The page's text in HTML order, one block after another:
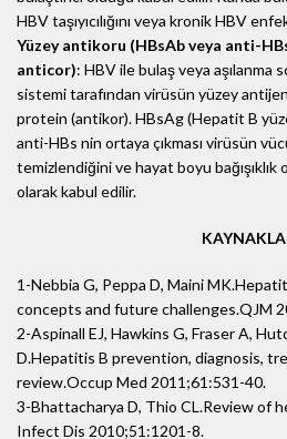
HBV taşıyıcılığını veya kronik HBV
Yüzey antikoru (HBsAb veya anti-
anticor): HBV ile bulaş veya aşılanma
sistemi tarafından virüsün yüzey
protein (antikor). HBsAg (Hepatit B
anti-HBs nin ortaya çıkması virüsün
temizlendiğini ve hayat boyu
olarak kabul edilir.
1-Nebbia G, Peppa D, Maini
concepts and future challenges.QJM
2-Aspinall EJ, Hawkins G, Fraser A,
D.Hepatitis B prevention, diagnosis,
review.Occup Med 2011;61:531-40.
3-Bhattacharya D, Thio CL.Review of
Infect Dis 2010;51:1201-8.